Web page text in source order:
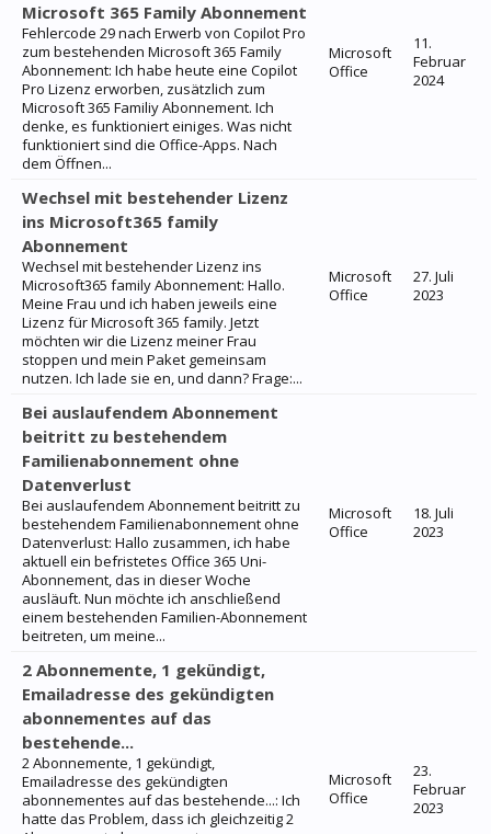
Microsoft 365 Family Abonnement
Fehlercode 29 nach Erwerb von Copilot Pro
zum bestehenden Microsoft 365 Family
Abonnement: Ich habe heute eine Copilot
Pro Lizenz erworben, zusätzlich zum
Microsoft 365 Familiy Abonnement. Ich
denke, es funktioniert einiges. Was nicht
funktioniert sind die Office-Apps. Nach
dem Öffnen...
Microsoft
Office
11.
Februar
2024
Wechsel mit bestehender Lizenz
ins Microsoft365 family
Abonnement
Wechsel mit bestehender Lizenz ins
Microsoft365 family Abonnement: Hallo.
Meine Frau und ich haben jeweils eine
Lizenz für Microsoft 365 family. Jetzt
möchten wir die Lizenz meiner Frau
stoppen und mein Paket gemeinsam
nutzen. Ich lade sie en, und dann? Frage:...
Microsoft
Office
27. Juli
2023
Bei auslaufendem Abonnement
beitritt zu bestehendem
Familienabonnement ohne
Datenverlust
Bei auslaufendem Abonnement beitritt zu
bestehendem Familienabonnement ohne
Datenverlust: Hallo zusammen, ich habe
aktuell ein befristetes Office 365 Uni-
Abonnement, das in dieser Woche
ausläuft. Nun möchte ich anschließend
einem bestehenden Familien-Abonnement
beitreten, um meine...
Microsoft
Office
18. Juli
2023
2 Abonnemente, 1 gekündigt,
Emailadresse des gekündigten
abonnementes auf das
bestehende...
2 Abonnemente, 1 gekündigt,
Emailadresse des gekündigten
abonnementes auf das bestehende...: Ich
hatte das Problem, dass ich gleichzeitig 2
Microsoft
Office
23.
Februar
2023